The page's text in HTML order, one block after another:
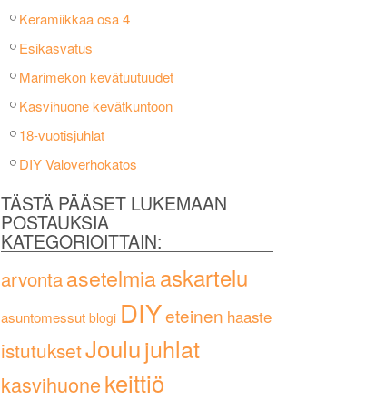
Keramiikkaa osa 4
Esikasvatus
Marimekon kevätuutuudet
Kasvihuone kevätkuntoon
18-vuotisjuhlat
DIY Valoverhokatos
TÄSTÄ PÄÄSET LUKEMAAN
POSTAUKSIA
KATEGORIOITTAIN:
arvontaasetelmiaaskartelu
asuntomessut blogi DIYeteinen haaste
istutuksetJoulujuhlat
kasvihuonekeittiö